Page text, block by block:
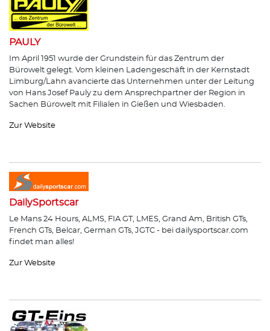
PAULY
Im April 1951 wurde der Grundstein für das Zentrum der
Bürowelt gelegt. Vom kleinen Ladengeschäft in der Kernstadt
Limburg/Lahn avancierte das Unternehmen unter der Leitung
von Hans Josef Pauly zu dem Ansprechpartner der Region in
Sachen Bürowelt mit Filialen in Gießen und Wiesbaden.
Zur Website
DailySportscar
Le Mans 24 Hours, ALMS, FIA GT, LMES, Grand Am, British GTs,
French GTs, Belcar, German GTs, JGTC - bei dailysportscar.com
findet man alles!
Zur Website